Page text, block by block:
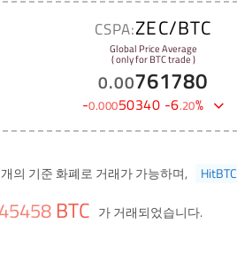
CSPA:ZEC/BTC
Global Price Average
( only for BTC trade )
0.00761780
-0.00050340 -6.20%
개의 기준 화폐로 거래가 가능하며, HitBTC
BTC 가 거래되었습니다.